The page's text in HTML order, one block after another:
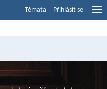
Témata Přihlásit se